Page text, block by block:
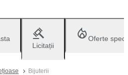
Licitații
Oferte
Bijuterii